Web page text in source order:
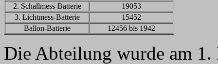
2. Schallmess-Batterie
19053
3. Lichtmess-Batterie
15452
Ballon-Batterie
12456 bis 1942
Die Abteilung wurde am